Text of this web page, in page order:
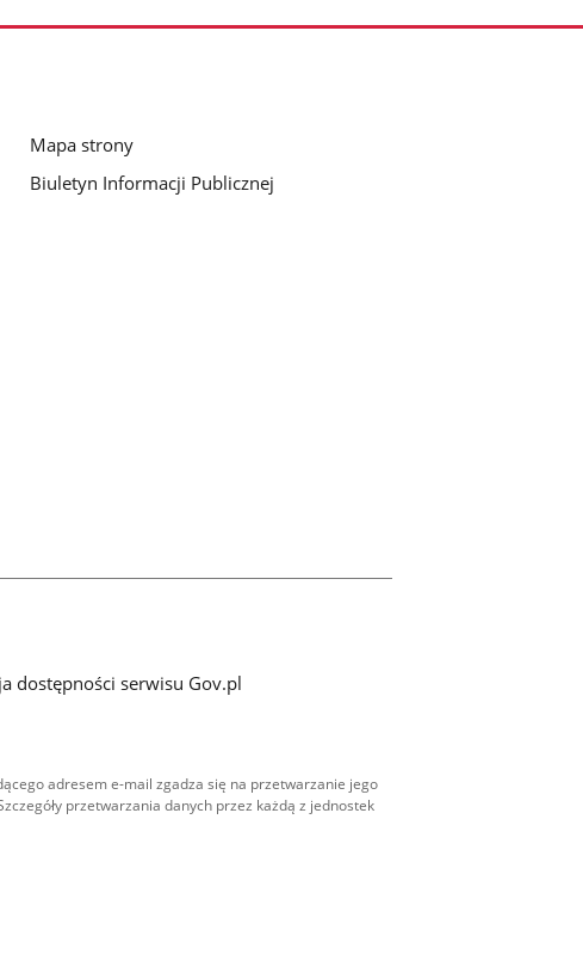
Mapa strony
Biuletyn Informacji Publicznej
dostępności serwisu Gov.pl
adresem e-mail zgadza się na przetwarzanie jego
przetwarzania danych przez każdą z jednostek